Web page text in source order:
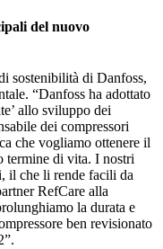
del nuovo
sostenibilità di Danfoss,
“Danfoss ha adottato
allo sviluppo dei
dei compressori
che vogliamo ottenere il
termine di vita. I nostri
il che li rende facili da
RefCare alla
la durata e
ben revisionato